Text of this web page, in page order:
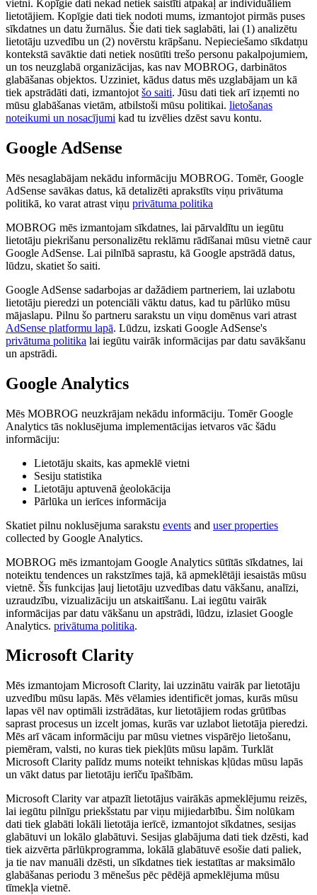
vietni. Kopīgie dati nekad netiek saistīti atpakaļ ar individuāliem
lietotājiem. Kopīgie dati tiek nodoti mums, izmantojot pirmās puses
sīkdatnes un datu žurnālus. Šie dati tiek saglabāti, lai (1) analizētu
lietotāju uzvedību un (2) novērstu krāpšanu. Nepieciešamo sīkdatņu
kontekstā savāktie dati netiek nosūtīti trešo personu pakalpojumiem,
un tos neuzglabā organizācijas, kas nav MOBROG, darbinātos
glabāšanas objektos. Uzziniet, kādus datus mēs uzglabājam un kā
tiek apstrādāti dati, izmantojot šo saiti. Jūsu dati tiek arī izņemti no
mūsu glabāšanas vietām, atbilstoši mūsu politikai. lietošanas
noteikumi un nosacījumi kad tu izvēlies dzēst savu kontu.
Google AdSense
Mēs nesaglabājam nekādu informāciju MOBROG. Tomēr, Google
AdSense savākas datus, kā detalizēti aprakstīts viņu privātuma
politikā, ko varat atrast viņu privātuma politika
MOBROG mēs izmantojam sīkdatnes, lai pārvaldītu un iegūtu
lietotāju piekrišanu personalizētu reklāmu rādīšanai mūsu vietnē caur
Google AdSense. Lai pilnībā saprastu, kā Google apstrādā datus,
lūdzu, skatiet šo saiti.
Google AdSense sadarbojas ar dažādiem partneriem, lai uzlabotu
lietotāju pieredzi un potenciāli vāktu datus, kad tu pārlūko mūsu
mājaslapu. Pilnu šo partneru sarakstu un viņu domēnus vari atrast
AdSense platformu lapā. Lūdzu, izskati Google AdSense's
privātuma politika lai iegūtu vairāk informācijas par datu savākšanu
un apstrādi.
Google Analytics
Mēs MOBROG neuzkrājam nekādu informāciju. Tomēr Google
Analytics tās noklusējuma implementācijas ietvaros vāc šādu
informāciju:
Lietotāju skaits, kas apmeklē vietni
Sesiju statistika
Lietotāju aptuvenā ģeolokācija
Pārlūka un ierīces informācija
Skatiet pilnu noklusējuma sarakstu events and user properties
collected by Google Analytics.
MOBROG mēs izmantojam Google Analytics sūtītās sīkdatnes, lai
noteiktu tendences un rakstzīmes tajā, kā apmeklētāji iesaistās mūsu
vietnē. Šīs funkcijas ļauj lietotāju uzvedības datu vākšanu, analīzi,
uzraudzību, vizualizāciju un atskaitīšanu. Lai iegūtu vairāk
informācijas par datu vākšanu un apstrādi, lūdzu, izlasiet Google
Analytics. privātuma politika.
Microsoft Clarity
Mēs izmantojam Microsoft Clarity, lai uzzinātu vairāk par lietotāju
uzvedību mūsu lapās. Mēs vēlamies identificēt jomas, kurās mūsu
lapas vēl nav optimāli izstrādātas, kur lietotājiem rodas grūtības
saprast procesus un izcelt jomas, kurās var uzlabot lietotāja pieredzi.
Mēs arī vācam informāciju par mūsu vietnes vispārējo lietošanu,
piemēram, valsti, no kuras tiek piekļūts mūsu lapām. Turklāt
Microsoft Clarity palīdz mums noteikt tehniskas kļūdas mūsu lapās
un vākt datus par lietotāju ierīču īpašībām.
Microsoft Clarity var atpazīt lietotājus vairākās apmeklējumu reizēs,
lai iegūtu pilnīgu priekšstatu par viņu mijiedarbību. Šim nolūkam
dati tiek glabāti lokāli lietotāja ierīcē, izmantojot sīkdatnes, sesijas
glabātuvi un lokālo glabātuvi. Sesijas glabājuma dati tiek dzēsti, kad
tiek aizvērta pārlūkprogramma, lokālā glabātuvē esošie dati paliek,
ja tie nav manuāli dzēsti, un sīkdatnes tiek iestatītas ar maksimālo
glabāšanas periodu 3 mēnešus pēc pēdējā apmeklējuma mūsu
tīmekļa vietnē.